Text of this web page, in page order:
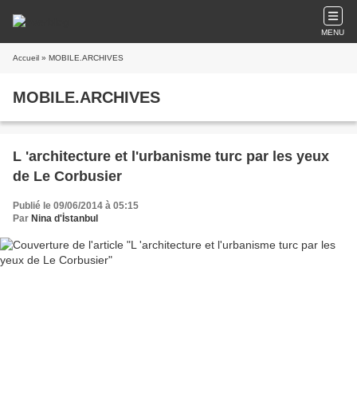
MENU
Accueil » MOBILE.ARCHIVES
MOBILE.ARCHIVES
L 'architecture et l'urbanisme turc par les yeux
de Le Corbusier
Publié le 09/06/2014 à 05:15
Par Nina d'İstanbul